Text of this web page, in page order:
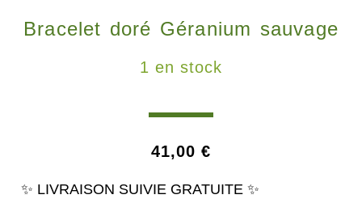
Bracelet doré Géranium sauvage
1 en stock
41,00 €
✨ LIVRAISON SUIVIE GRATUITE ✨